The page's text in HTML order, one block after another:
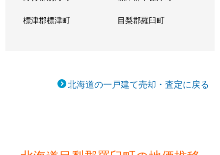
標津郡標津町 目梨郡羅臼町
北海道の一戸建て売却・査定に戻る